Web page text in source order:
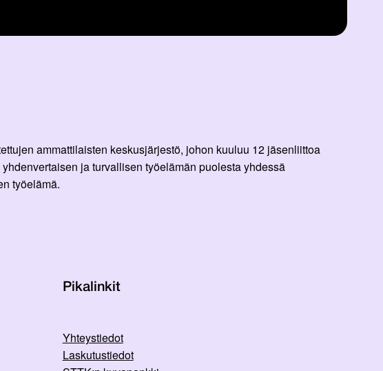
ammattilaisten keskusjärjestö, johon kuuluu 12 jäsenliittoa
ja turvallisen työelämän puolesta yhdessä
työelämä.
Pikalinkit
Yhteystiedot
Laskutustiedot